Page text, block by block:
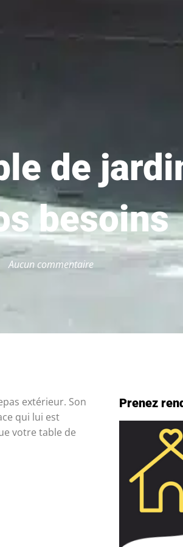
de
besoins
Aucun commentaire
extérieur. Son
qui lui est
votre table de
Prenez